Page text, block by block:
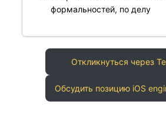
формальностей, по делу
Откликнуться через
Обсудить позицию iOS